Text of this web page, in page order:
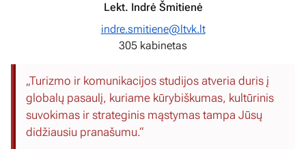
Lekt. Indrė Šmitienė
indre.smitiene@ltvk.lt
305 kabinetas
„Turizmo ir komunikacijos studijos atveria duris į
globalų pasaulį, kuriame kūrybiškumas, kultūrinis
suvokimas ir strateginis mąstymas tampa Jūsų
didžiausiu pranašumu.“